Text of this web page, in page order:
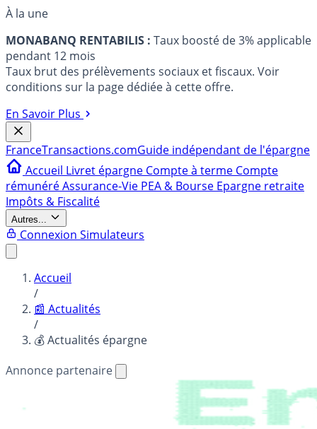
À la une
MONABANQ RENTABILIS : Taux boosté de 3% applicable
pendant 12 mois
Taux brut des prélèvements sociaux et fiscaux. Voir
conditions sur la page dédiée à cette offre.
En Savoir Plus
FranceTransactions.comGuide indépendant de l'épargne
Accueil Livret épargne Compte à terme Compte
rémunéréAssurance-Vie PEA & Bourse Epargne retraite
Impôts & Fiscalité
Autres...
Connexion Simulateurs
Accueil
/
📰 Actualités
/
💰 Actualités épargne
Annonce partenaire